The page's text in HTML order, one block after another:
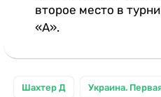
второе место в
«А».
Шахтер Д Украина.